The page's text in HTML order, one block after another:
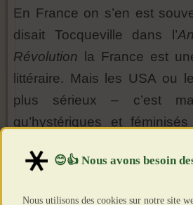
En France on s’en est
disait Tocqueville dans l’
Révolution la France est
littéraire. Mais les USA ou
plus sérieux – c’est
qu’hystériques et
riches du monde sur le plan
Nous utilisons des cookies sur notre site